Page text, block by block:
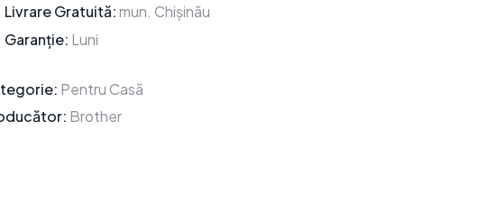
Livrare Gratuită:mun. Chișinău
Garanție: Luni
Pentru Casă
Brother